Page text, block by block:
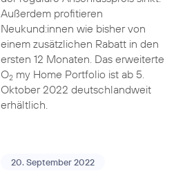
Außerdem profitieren
Neukund:innen wie bisher von
einem zusätzlichen Rabatt in den
ersten 12 Monaten. Das erweiterte
O2my Home Portfolio ist ab 5.
Oktober 2022 deutschlandweit
erhältlich.
20. September 2022